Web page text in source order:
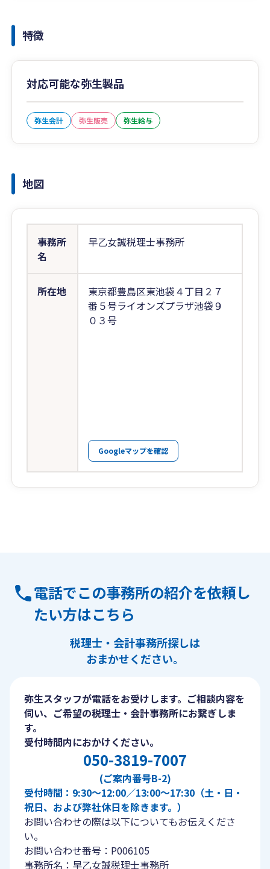
特徴
対応可能な弥生製品
弥生会計 弥生販売 弥生給与
地図
事務所
名
早乙女誠税理士事務所
所在地
東京都豊島区東池袋４丁目２７
番５号ライオンズプラザ池袋９
０３号
Googleマップを確認
電話でこの事務所の紹介を依頼し
たい方はこちら
税理士・会計事務所探しは
おまかせください。
弥生スタッフが電話をお受けします。ご相談内容を
伺い、ご希望の税理士・会計事務所にお繋ぎしま
す。
受付時間内におかけください。
050-3819-7007
(ご案内番号B-2)
受付時間：9:30〜12:00／13:00〜17:30（土・日・
祝日、および弊社休日を除きます。）
お問い合わせの際は以下についてもお伝えくださ
い。
お問い合わせ番号：P006105
事務所名：早乙女誠税理士事務所